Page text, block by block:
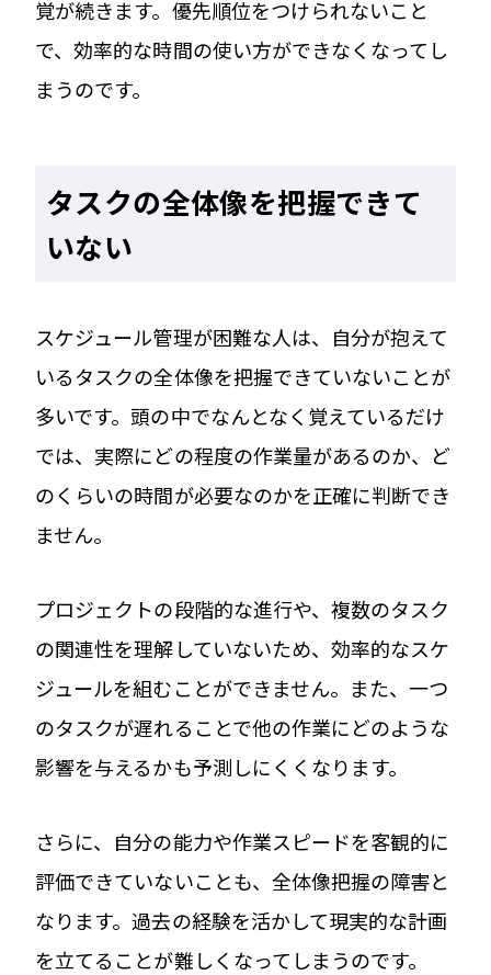
覚が続きます。優先順位をつけられないこと
で、効率的な時間の使い方ができなくなってし
まうのです。
タスクの全体像を把握できて
いない
スケジュール管理が困難な人は、自分が抱えて
いるタスクの全体像を把握できていないことが
多いです。頭の中でなんとなく覚えているだけ
では、実際にどの程度の作業量があるのか、ど
のくらいの時間が必要なのかを正確に判断でき
ません。
プロジェクトの段階的な進行や、複数のタスク
の関連性を理解していないため、効率的なスケ
ジュールを組むことができません。また、一つ
のタスクが遅れることで他の作業にどのような
影響を与えるかも予測しにくくなります。
さらに、自分の能力や作業スピードを客観的に
評価できていないことも、全体像把握の障害と
なります。過去の経験を活かして現実的な計画
を立てることが難しくなってしまうのです。